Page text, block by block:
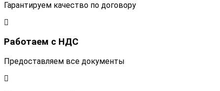
Гарантируем качество по договору
Работаем с НДС
Предоставляем все документы